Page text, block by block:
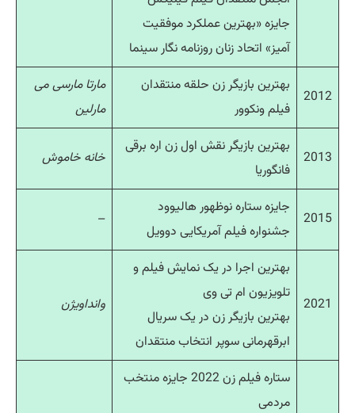
جایزه «بهترین عملکرد موفقیت
آمیز» اتحاد زنان روزنامه نگار سینما
2012
بهترین بازیگر زن حلقه منتقدان
فیلم ونکوور
مارتا مارسی می
مارلین
2013
بهترین بازیگر نقش اول زن اره برقی
فانگوریا
خانه خاموش
2015
جایزه ستاره نوظهور هالیوود
جشنواره فیلم آمریکایی دوویل
–
2021
بهترین اجرا در یک نمایش فیلم و
تلویزیون ام تی وی
بهترین بازیگر زن در یک سریال
ابرقهرمانی سوپر انتخاب منتقدان
وانداویژن
ستاره فیلم زن 2022 جایزه منتخب
مردمی